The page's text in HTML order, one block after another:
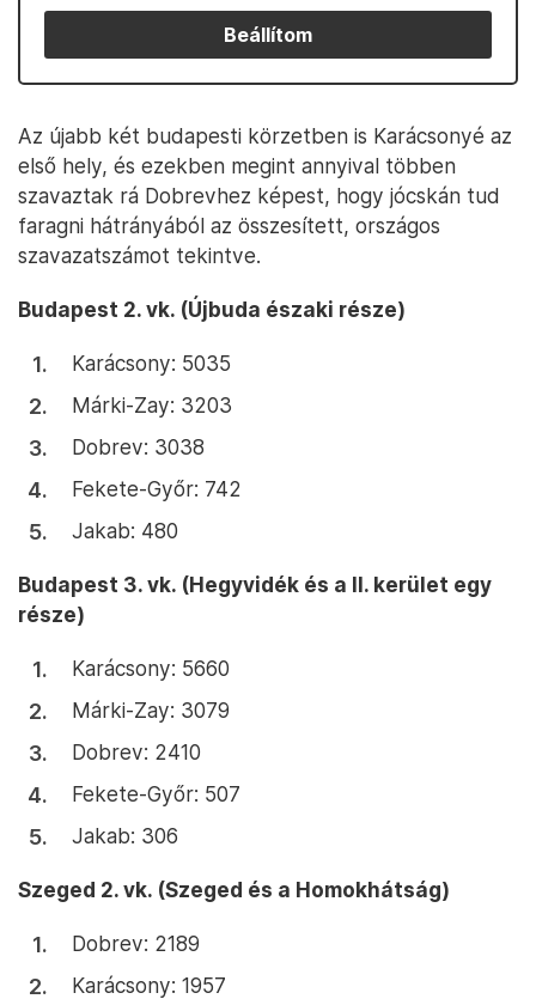
Beállítom
Az újabb két budapesti körzetben is Karácsonyé az
első hely, és ezekben megint annyival többen
szavaztak rá Dobrevhez képest, hogy jócskán tud
faragni hátrányából az összesített, országos
szavazatszámot tekintve.
Budapest 2. vk. (Újbuda északi része)
Karácsony: 5035
Márki-Zay: 3203
Dobrev: 3038
Fekete-Győr: 742
Jakab: 480
Budapest 3. vk. (Hegyvidék és a II. kerület egy
része)
Karácsony: 5660
Márki-Zay: 3079
Dobrev: 2410
Fekete-Győr: 507
Jakab: 306
Szeged 2. vk. (Szeged és a Homokhátság)
Dobrev: 2189
Karácsony: 1957